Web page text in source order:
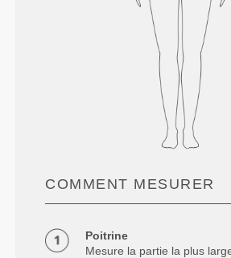
COMMENT MESURER
Poitrine
Mesure la partie la plus